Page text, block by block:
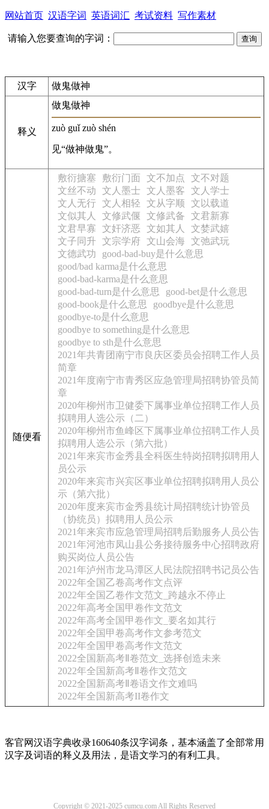
网站首页 汉语字词 英语词汇 考试资料 写作素材
请输入您要查询的字词：
汉字 做鬼做神
释义
做鬼做神
zuò guǐ zuò shén
见“做神做鬼”。
随便看
敷衍搪塞 敷衍门面 文不加点
文不对题
文丝不动
文人墨士 文人墨客
文人学士
文人无行
文人相轻 文从字顺
文以载道
文似其人
文修武偃 文修武备
文君新寡
文君早寡
文奸济恶 文如其人
文婪武嬉
文子同升 文宗学府 文山会海
文弛武玩
文德武功
good-bad-buy是什么意思
good/bad karma是什么意思
good-bad-karma是什么意思
good-bad-turn是什么意思
good-bet是什么意思
good-book是什么意思
goodbye是什么意思
goodbye-to是什么意思
goodbye to something是什么意思
goodbye to sth是什么意思
2021年共青团南宁市良庆区委员会招聘工作人员
简章
2021年度南宁市青秀区应急管理局招聘协管员简
章
2020年柳州市卫健委下属事业单位招聘工作人员
拟聘用人选公示（二）
2020年柳州市鱼峰区下属事业单位招聘工作人员
拟聘用人选公示（第六批）
2021年来宾市金秀县全科医生特岗招聘拟聘用人
员公示
2020年来宾市兴宾区事业单位招聘拟聘用人员公
示（第六批）
2020年度来宾市金秀县统计局招聘统计协管员
（协统员）拟聘用人员公示
2021年来宾市应急管理局招聘后勤服务人员公告
2021年河池市凤山县公务接待服务中心招聘政府
购买岗位人员公告
2021年泸州市龙马潭区人民法院招聘书记员公告
2022年全国乙卷高考作文点评
2022年全国乙卷作文范文_跨越永不停止
2022年高考全国甲卷作文范文
2022年高考全国甲卷作文_要名如其行
2022年全国甲卷高考作文参考范文
2022年全国甲卷高考作文范文
2022全国新高考Ⅱ卷范文_选择创造未来
2022年全国新高考Ⅱ卷作文范文
2022全国新高考Ⅱ卷语文作文难吗
2022年全国新高考II卷作文
客官网汉语字典收录160640条汉字词条，基本涵盖了全部常用
汉字及词语的释义及用法，是语文学习的有利工具。
Copyright © 2021-2025 cumcu.com All Rights Reserved